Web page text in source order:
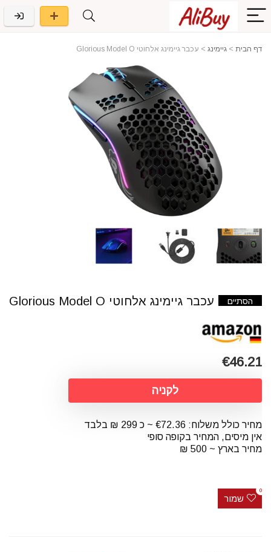
דף הבית > גיימינג > עכבר גיימינג אלחוטי Glorious Model O
הסתיים עכבר גיימינג אלחוטי Glorious Model O
€46.21
לקניה
מחיר כולל משלוח: €72.36 ~ כ 299 ₪ בלבד
אין מיסים, המחיר בקופה סופי
מחיר בארץ ~ 500 ₪
שמור
0